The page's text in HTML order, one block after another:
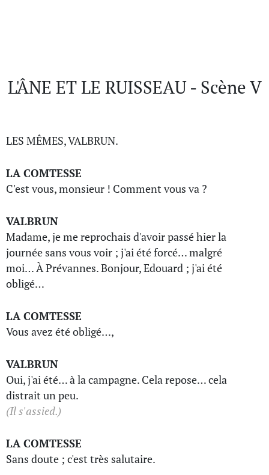
L'ÂNE ET LE RUISSEAU - Scène V
LES MÊMES, VALBRUN.
LA COMTESSE
C'est vous, monsieur ! Comment vous va ?
VALBRUN
Madame, je me reprochais d'avoir passé hier la
journée sans vous voir ; j'ai été forcé… malgré
moi… À Prévannes. Bonjour, Edouard ; j'ai été
obligé…
LA COMTESSE
Vous avez été obligé…,
VALBRUN
Oui, j'ai été… à la campagne. Cela repose… cela
distrait un peu.
(Il s'assied.)
LA COMTESSE
Sans doute ; c'est très salutaire.